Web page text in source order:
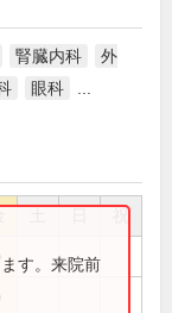
腎臓内科
外
眼科
祝
す。来院前